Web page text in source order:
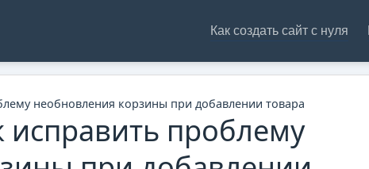
Как создать сайт с нуля
необновления корзины при добавлении товара
исправить проблему